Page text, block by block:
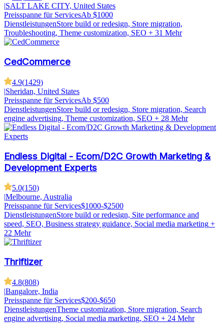
SALT LAKE CITY, United States
Preisspanne für ServicesAb $1000
DienstleistungenStore build or redesign, Store migration,
Troubleshooting, Theme customization, SEO + 31 Mehr
CedCommerce
4.9(1429)
|Sheridan, United States
Preisspanne für ServicesAb $500
DienstleistungenStore build or redesign, Store migration, Search
engine advertising, Theme customization, SEO + 28 Mehr
Endless Digital - Ecom/D2C Growth Marketing &
Development Experts
5.0(150)
|Melbourne, Australia
Preisspanne für Services$1000-$2500
DienstleistungenStore build or redesign, Site performance and
speed, SEO, Business strategy guidance, Social media marketing +
22 Mehr
Thriftizer
4.8(808)
|Bangalore, India
Preisspanne für Services$200-$650
DienstleistungenTheme customization, Store migration, Search
engine advertising, Social media marketing, SEO + 24 Mehr